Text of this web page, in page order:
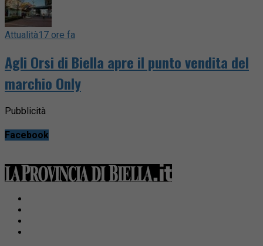
Attualità17 ore fa
Agli Orsi di Biella apre il punto vendita del
marchio Only
Pubblicità
Facebook